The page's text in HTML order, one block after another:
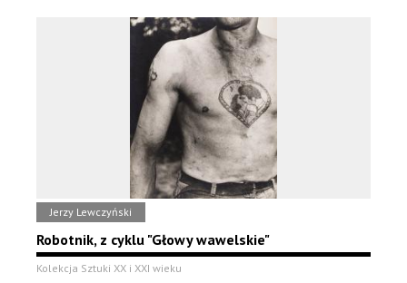
Jerzy Lewczyński
Robotnik, z cyklu "Głowy wawelskie"
Kolekcja Sztuki XX i XXI wieku